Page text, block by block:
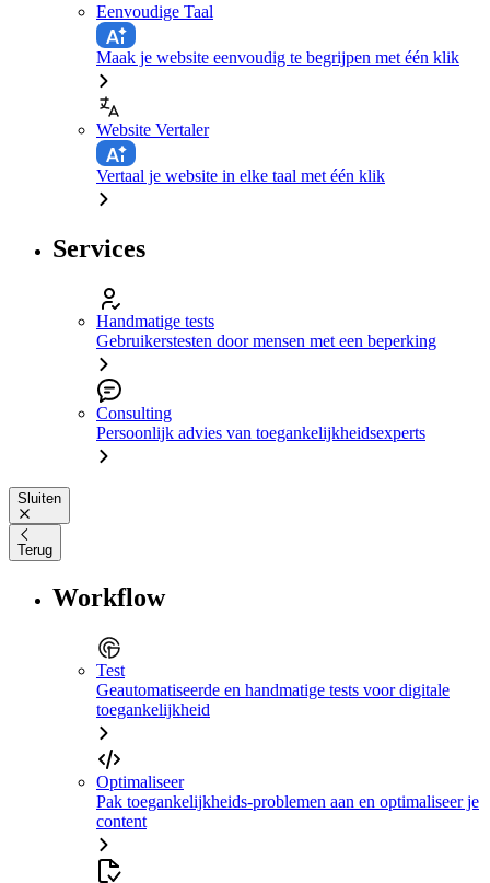
Eenvoudige Taal
Maak je website eenvoudig te begrijpen met één klik
Website Vertaler
Vertaal je website in elke taal met één klik
Services
Handmatige tests
Gebruikerstesten door mensen met een beperking
Consulting
Persoonlijk advies van toegankelijkheidsexperts
Sluiten
Terug
Workflow
Test
Geautomatiseerde en handmatige tests voor digitale
toegankelijkheid
Optimaliseer
Pak toegankelijkheids-problemen aan en optimaliseer je
content